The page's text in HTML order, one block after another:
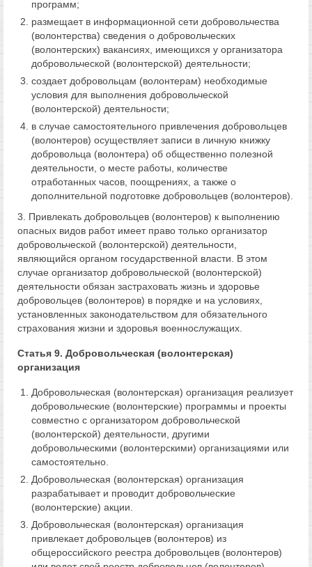
программ;
размещает в информационной сети добровольчества
(волонтерства) сведения о добровольческих
(волонтерских) вакансиях, имеющихся у организатора
добровольческой (волонтерской) деятельности;
создает добровольцам (волонтерам) необходимые
условия для выполнения добровольческой
(волонтерской) деятельности;
в случае самостоятельного привлечения добровольцев
(волонтеров) осуществляет записи в личную книжку
добровольца (волонтера) об общественно полезной
деятельности, о месте работы, количестве
отработанных часов, поощрениях, а также о
дополнительной подготовке добровольцев (волонтеров).
3. Привлекать добровольцев (волонтеров) к выполнению
опасных видов работ имеет право только организатор
добровольческой (волонтерской) деятельности,
являющийся органом государственной власти. В этом
случае организатор добровольческой (волонтерской)
деятельности обязан застраховать жизнь и здоровье
добровольцев (волонтеров) в порядке и на условиях,
установленных законодательством для обязательного
страхования жизни и здоровья военнослужащих.
Статья 9. Добровольческая (волонтерская)
организация
Добровольческая (волонтерская) организация реализует
добровольческие (волонтерские) программы и проекты
совместно с организатором добровольческой
(волонтерской) деятельности, другими
добровольческими (волонтерскими) организациями или
самостоятельно.
Добровольческая (волонтерская) организация
разрабатывает и проводит добровольческие
(волонтерские) акции.
Добровольческая (волонтерская) организация
привлекает добровольцев (волонтеров) из
общероссийского реестра добровольцев (волонтеров)